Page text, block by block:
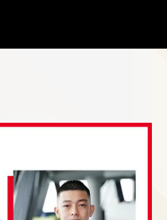
ーチンズ